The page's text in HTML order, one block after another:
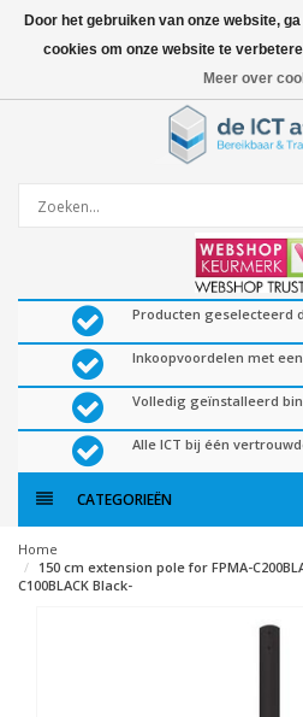
0artikelen
Producten geselecteerd
Inkoopvoordelen met een
Volledig geïnstalleerd
Alle ICT bij één
CATEGORIEËN
Home
150 cm extension pole for FPMA-
C100BLACK Black-
Door het gebruiken van onze website,
cookies om onze website te
Meer over